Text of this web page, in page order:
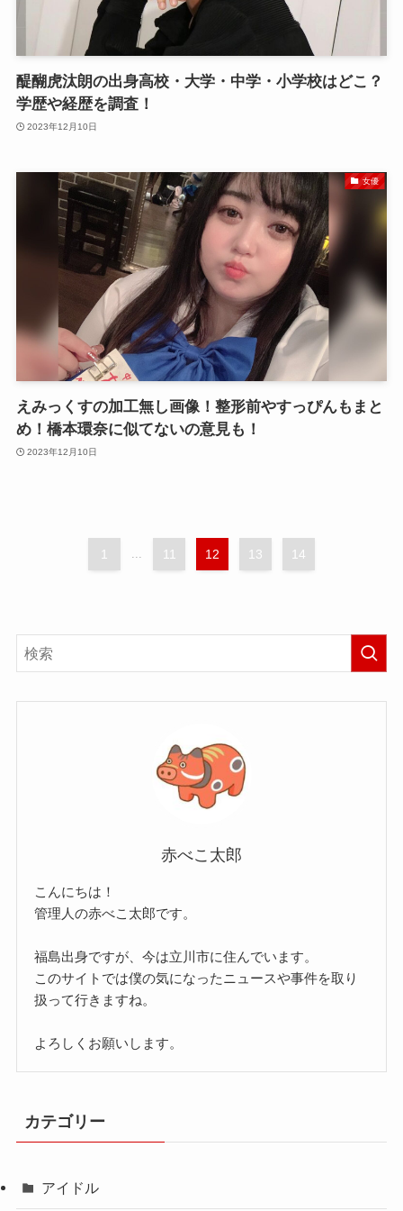
醍醐虎汰朗の出身高校・大学・中学・小学校はどこ？
学歴や経歴を調査！
2023年12月10日
女優
えみっくすの加工無し画像！整形前やすっぴんもまと
め！橋本環奈に似てないの意見も！
2023年12月10日
1 ... 11 12 13 14
赤べこ太郎
こんにちは！
管理人の赤べこ太郎です。
福島出身ですが、今は立川市に住んでいます。
このサイトでは僕の気になったニュースや事件を取り
扱って行きますね。
よろしくお願いします。
カテゴリー
アイドル